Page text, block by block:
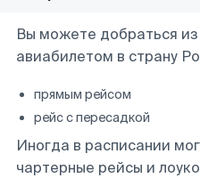
Вы можете добраться
авиабилетом в страну
прямым рейсом
рейс с пересадкой
Иногда в расписании
чартерные рейсы и